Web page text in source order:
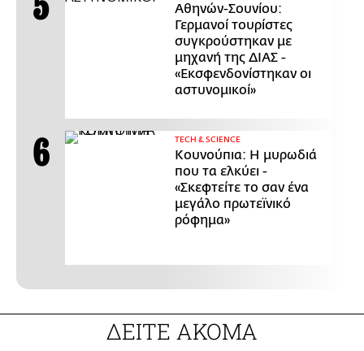
Αθηνών-Σουνίου:
Γερμανοί τουρίστες
συγκρούστηκαν με
μηχανή της ΔΙΑΣ -
«Εκσφενδονίστηκαν οι
αστυνομικοί»
ΤECH & SCIENCE
Κουνούπια: Η μυρωδιά
που τα ελκύει -
«Σκεφτείτε το σαν ένα
μεγάλο πρωτεϊνικό
ρόφημα»
ΔΕΙΤΕ ΑΚΟΜΑ